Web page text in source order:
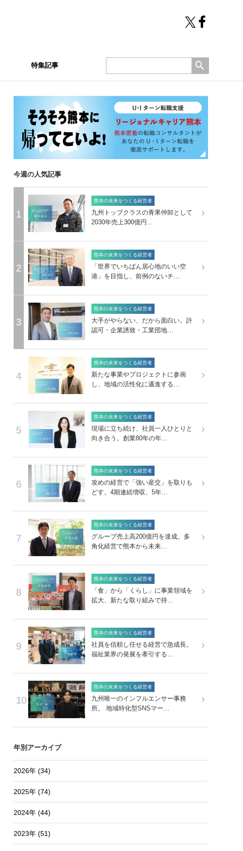
特集記事
今週の人気記事
1
熊本の未来をつくる経営者
九州トップクラスの青果仲卸として
2030年売上300億円…
2
熊本の未来をつくる経営者
「世界でいちばん居心地のいい空
港」を目指し、前例のないチ…
3
熊本の未来をつくる経営者
大手がやらない、だから面白い。許
認可・企業誘致・工業団地…
4
熊本の未来をつくる経営者
新たな事業やプロジェクトに参画
し、地域の活性化に邁進する…
5
熊本の未来をつくる経営者
現場に立ち続け、社員一人ひとりと
向き合う。創業80年の年…
6
熊本の未来をつくる経営者
攻めの経営で「強い産交」を取りも
どす。4期連続増収、5年…
7
熊本の未来をつくる経営者
グループ売上高200億円を達成。多
角化経営で熊本から未来…
8
熊本の未来をつくる経営者
「食」から「くらし」に事業領域を
拡大、新たな取り組みで持…
9
熊本の未来をつくる経営者
社員を信頼し任せる経営で急成長。
福祉業界の発展を牽引する…
10
熊本の未来をつくる経営者
九州唯一のインフルエンサー事務
所。 地域特化型SNSマー…
年別アーカイブ
2026年 (34)
2025年 (74)
2024年 (44)
2023年 (51)